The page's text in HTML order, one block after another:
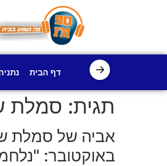
→ דף הבית
תגית: סמלת
אביה של סמלת
באוקטובר: